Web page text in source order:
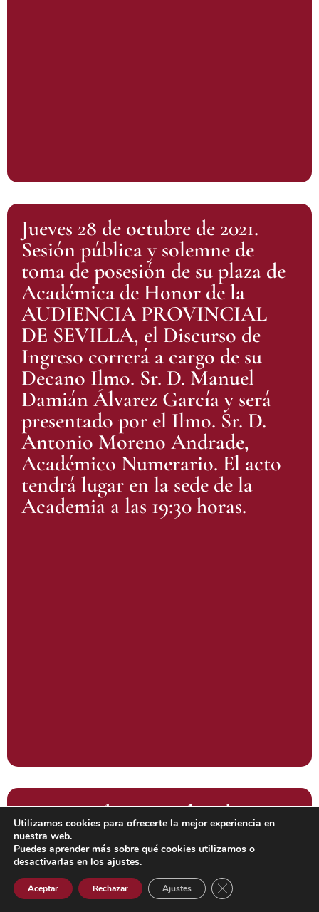
Jueves 28 de octubre de 2021.
Sesión pública y solemne de
toma de posesión de su plaza de
Académica de Honor de la
AUDIENCIA PROVINCIAL
DE SEVILLA, el Discurso de
Ingreso correrá a cargo de su
Decano Ilmo. Sr. D. Manuel
Damián Álvarez García y será
presentado por el Ilmo. Sr. D.
Antonio Moreno Andrade,
Académico Numerario. El acto
tendrá lugar en la sede de la
Academia a las 19:30 horas.
Jueves 23 de septiembre de 2021.
Sesión pública y solemne en
recuerdo de los Excmos. Sres.
Académicos D. Enrique Barrero
González y D. Manuel F. Clavero
Utilizamos cookies para ofrecerte la mejor experiencia en
nuestra web.
Puedes aprender más sobre qué cookies utilizamos o
desactivarlas en los ajustes.
Aceptar Rechazar Ajustes Cerrar el banner de